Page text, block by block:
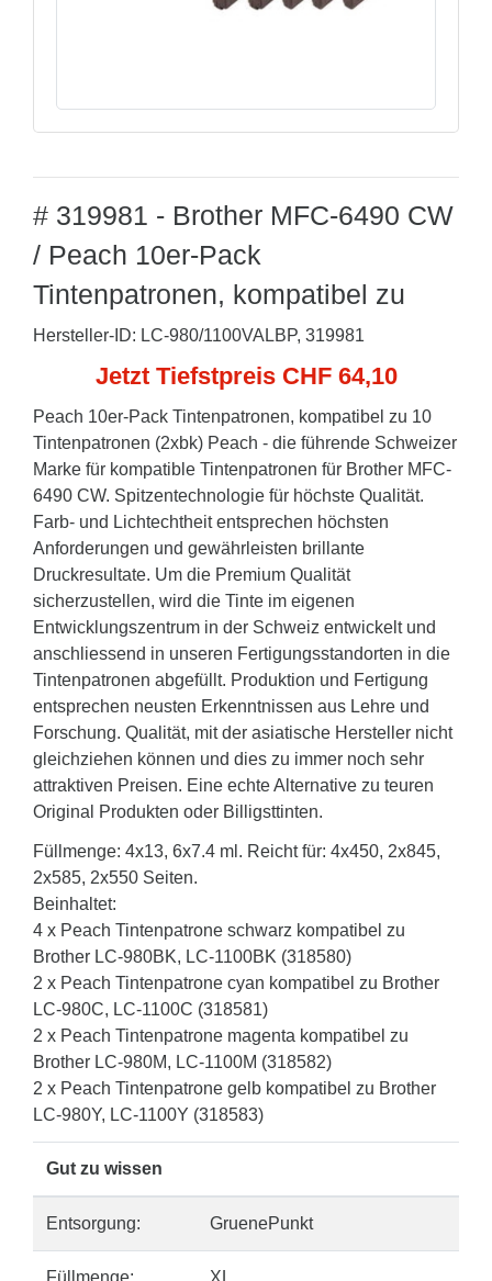
# 319981 - Brother MFC-6490 CW
/ Peach 10er-Pack
Tintenpatronen, kompatibel zu
Hersteller-ID: LC-980/1100VALBP, 319981
Jetzt Tiefstpreis CHF 64,10
Peach 10er-Pack Tintenpatronen, kompatibel zu 10
Tintenpatronen (2xbk) Peach - die führende Schweizer
Marke für kompatible Tintenpatronen für Brother MFC-
6490 CW. Spitzentechnologie für höchste Qualität.
Farb- und Lichtechtheit entsprechen höchsten
Anforderungen und gewährleisten brillante
Druckresultate. Um die Premium Qualität
sicherzustellen, wird die Tinte im eigenen
Entwicklungszentrum in der Schweiz entwickelt und
anschliessend in unseren Fertigungsstandorten in die
Tintenpatronen abgefüllt. Produktion und Fertigung
entsprechen neusten Erkenntnissen aus Lehre und
Forschung. Qualität, mit der asiatische Hersteller nicht
gleichziehen können und dies zu immer noch sehr
attraktiven Preisen. Eine echte Alternative zu teuren
Original Produkten oder Billigsttinten.
Füllmenge: 4x13, 6x7.4 ml. Reicht für: 4x450, 2x845,
2x585, 2x550 Seiten.
Beinhaltet:
4 x Peach Tintenpatrone schwarz kompatibel zu
Brother LC-980BK, LC-1100BK (318580)
2 x Peach Tintenpatrone cyan kompatibel zu Brother
LC-980C, LC-1100C (318581)
2 x Peach Tintenpatrone magenta kompatibel zu
Brother LC-980M, LC-1100M (318582)
2 x Peach Tintenpatrone gelb kompatibel zu Brother
LC-980Y, LC-1100Y (318583)
Gut zu wissen
Entsorgung: GruenePunkt
Füllmenge: XL